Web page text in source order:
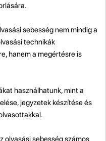
sebesség nem mindig a
technikák
hanem a megértésre is
használhatunk, mint a
jegyzetek készítése és
olvasási sebesség számos